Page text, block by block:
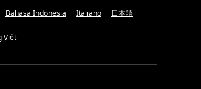
Bahasa Indonesia Italiano 日本語
Việt